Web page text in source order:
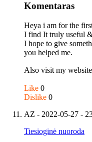
Komentaras
Heya i am for the
I find It truly useful
I hope to give
you helped me.
Also visit my
Like 0
Dislike 0
AZ - 2022-05-27 -
Tiesioginė nuoroda